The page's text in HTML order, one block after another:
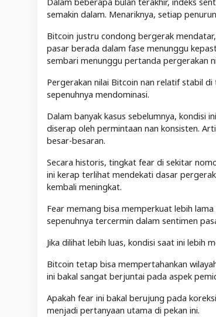
semakin dalam. Menariknya, setiap
Bitcoin justru condong bergerak
pasar berada dalam fase menunggu
sembari menunggu pertanda pergerakan
Pergerakan nilai Bitcoin nan relatif stabil
sepenuhnya mendominasi.
Dalam banyak kasus sebelumnya, kondisi
diserap oleh permintaan nan konsisten.
besar-besaran.
Secara historis, tingkat fear di sekitar
ini kerap terlihat mendekati dasar
kembali meningkat.
Fear memang bisa memperkuat lebih
sepenuhnya tercermin dalam sentimen
Jika dilihat lebih luas, kondisi saat ini lebih
Bitcoin tetap bisa mempertahankan
ini bakal sangat berjuntai pada aspek
Apakah fear ini bakal berujung pada
menjadi pertanyaan utama di pekan ini.